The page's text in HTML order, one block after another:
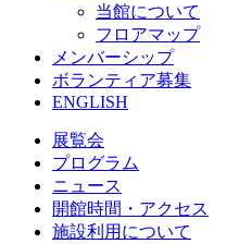
当館について
フロアマップ
メンバーシップ
ボランティア募集
ENGLISH
展覧会
プログラム
ニュース
開館時間・アクセス
施設利用について